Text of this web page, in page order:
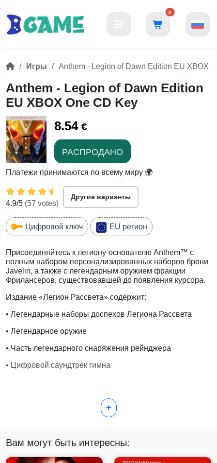
0
Игры Anthem - Legion of Dawn Edition EU XBOX
Anthem - Legion of Dawn Edition
EU XBOX One CD Key
8.54 €
РАСПРОДАНО
Платежи принимаются по всему миру 🌍
4.9/5 (57 votes)
Другие варианты
Цифровой ключ EU регион
Присоединяйтесь к легиону-основателю Anthem™ с
полным набором персонализированных наборов брони
Javelin, а также с легендарным оружием фракции
Фрилансеров, существовавшей до появления курсора.
Издание «Легион Рассвета» содержит:
• Легендарные наборы доспехов Легиона Рассвета
• Легендарное оружие
• Часть легендарного снаряжения рейнджера
• Цифровой саундтрек гимна
Раскройте свою силу. В мире, оставленном богами
незавершенным, теневая фракция угрожает всему
человечеству. Только ты стоишь между Доминионом и
+
Вам могут быть интересны: